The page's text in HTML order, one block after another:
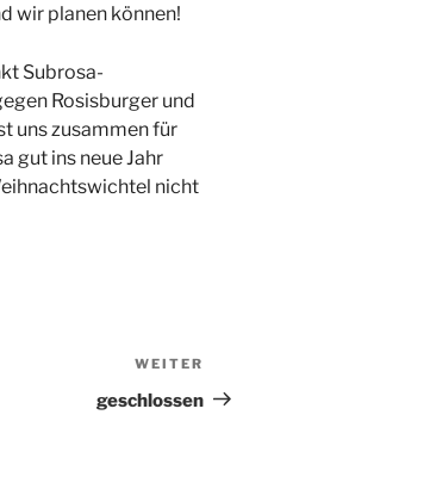
wir planen können!
Subrosa-
Rosisburger und
uns zusammen für
gut ins neue Jahr
nicht
Beitrag
WEITER
geschlossen